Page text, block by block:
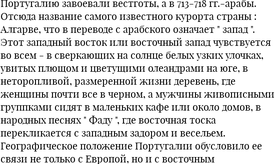
Португалию завоевали вестготы, а в 713-718 гг.-арабы.
Отсюда название самого известного курорта страны :
Алгарве, что в переводе с арабского означает " запад ".
Этот западный восток или восточный запад чувствуется
во всем - в сверкающих на солнце белых узких улочках,
увитых плющом и цветущими олеандрами на юге, в
неторопливой, размеренной жизни деревень, где
женщины почти все в черном, а мужчины живописными
группками сидят в маленьких кафе или около домов, в
народных песнях " Фаду ", где восточная тоска
перекликается с западным задором и весельем.
Географическое положение Португалии обусловило ее
связи не только с Европой, но и с восточным